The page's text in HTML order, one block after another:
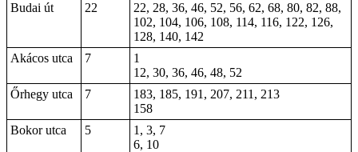
Budai út
22 22, 28, 36, 46, 52, 56, 62, 68, 80, 82, 88,
102, 104, 106, 108, 114, 116, 122, 126,
128, 140, 142
Akácos utca
7
1
12, 30, 36, 46, 48, 52
Őrhegy utca
7
183, 185, 191, 207, 211, 213
158
Bokor utca
5
1, 3, 7
6, 10